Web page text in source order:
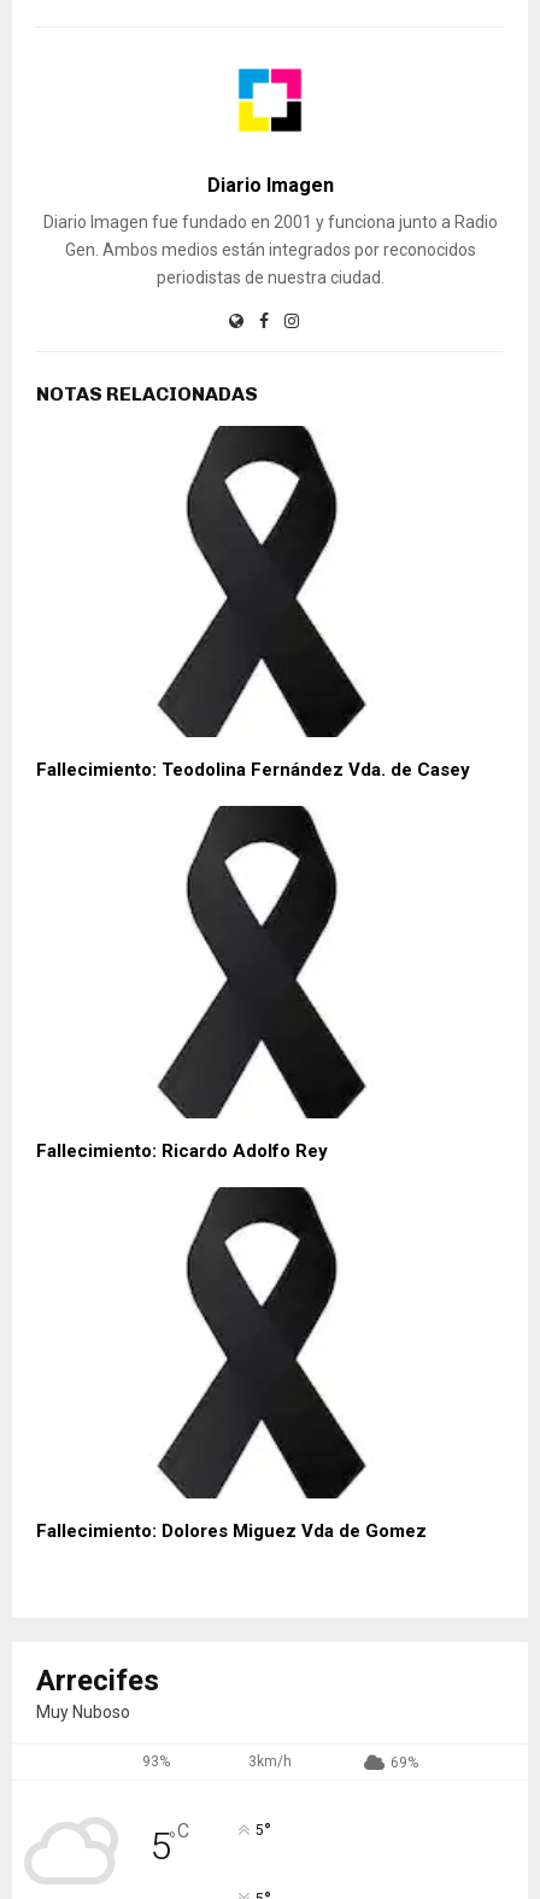
Diario Imagen
Diario Imagen fue fundado en 2001 y funciona junto a Radio
Gen. Ambos medios están integrados por reconocidos
periodistas de nuestra ciudad.
NOTAS RELACIONADAS
Fallecimiento: Teodolina Fernández Vda. de Casey
Fallecimiento: Ricardo Adolfo Rey
Fallecimiento: Dolores Miguez Vda de Gomez
Arrecifes
Muy Nuboso
93% 3km/h 69%
5°C 5°